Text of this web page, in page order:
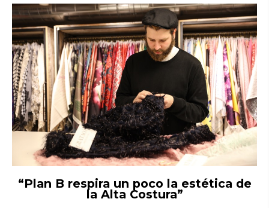
“Plan B respira un poco la estética de
la Alta Costura”